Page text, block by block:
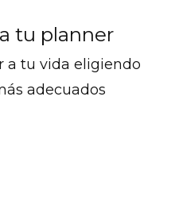
tu planner
a tu vida eligiendo
adecuados